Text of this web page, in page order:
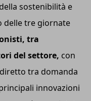
sostenibilità e
delle tre giornate
tra
del settore, con
tra domanda
innovazioni